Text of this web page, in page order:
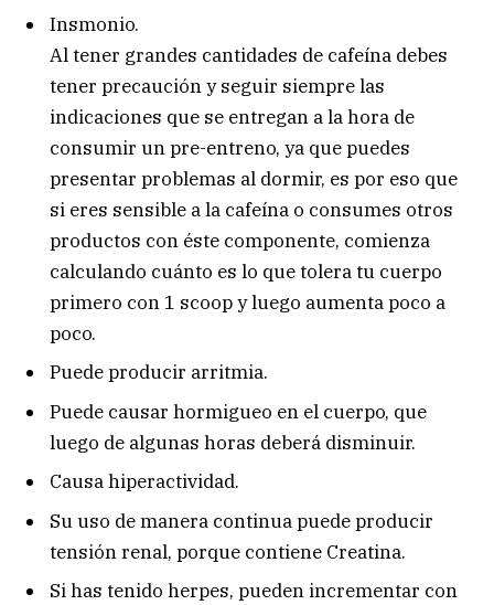
Insmonio.
Al tener grandes cantidades de cafeína debes
tener precaución y seguir siempre las
indicaciones que se entregan a la hora de
consumir un pre-entreno, ya que puedes
presentar problemas al dormir, es por eso que
si eres sensible a la cafeína o consumes otros
productos con éste componente, comienza
calculando cuánto es lo que tolera tu cuerpo
primero con 1 scoop y luego aumenta poco a
poco.
Puede producir arritmia.
Puede causar hormigueo en el cuerpo, que
luego de algunas horas deberá disminuir.
Causa hiperactividad.
Su uso de manera continua puede producir
tensión renal, porque contiene Creatina.
Si has tenido herpes, pueden incrementar con